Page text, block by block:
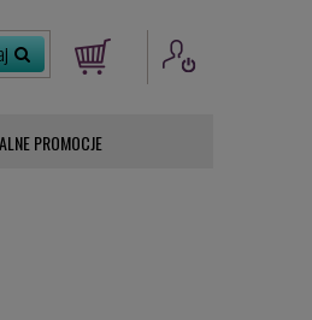
PROMOCJE